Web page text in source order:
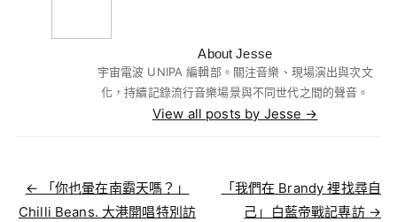
About Jesse
宇宙電波 UNIPA 編輯部。關注音樂、現場演出與次文
化，持續記錄流行音樂場景與不同世代之間的聲音。
View all posts by Jesse →
Post navigation
← 「你也暈在南霸天嗎？」
Chilli Beans. 大港開唱特別訪
「我們在 Brandy 裡找尋自
己」白藍帝戰記專訪 →